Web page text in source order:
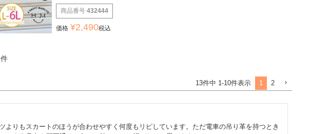
商品番号 432444
価格 ¥2,490税込
13件中 1-10件表示 1 2
よりもスカートのほうが合わせやすく何度もリピしています。ただ電車の吊り革を持つとき